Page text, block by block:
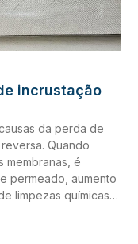
incrustação
da perda de
Quando
membranas, é
permeado, aumento
limpezas químicas e
fundamental